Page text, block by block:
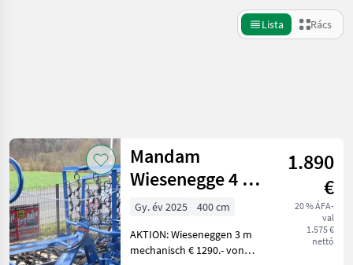
Lista Rács
Kategória 4 Ország
AKTUÁLIS
ÚTVONAL
Mezőgazdasági
gépek/eszközök
Visszaállítás
2 eredmény
Mandam
Wiesenegge 4 m
Hydr.Klappbar
1.890
€
20 % ÁFA-
val
1.575 €
nettó
Gy. év 2025
400 cm
AKTION: Wieseneggen 3 m
mechanisch € 1290.- von